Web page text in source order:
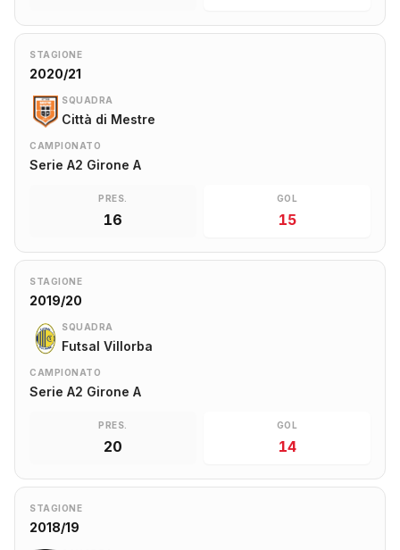
STAGIONE
2020/21
SQUADRA
Città di Mestre
CAMPIONATO
Serie A2 Girone A
PRES.
16
GOL
15
STAGIONE
2019/20
SQUADRA
Futsal Villorba
CAMPIONATO
Serie A2 Girone A
PRES.
20
GOL
14
STAGIONE
2018/19